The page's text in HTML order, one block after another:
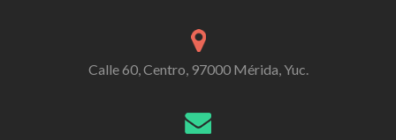
Calle 60, Centro, 97000 Mérida, Yuc.